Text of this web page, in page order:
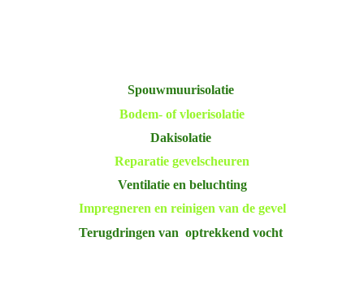
Spouwmuurisolatie
Bodem- of vloerisolatie
Dakisolatie
Reparatie gevelscheuren
Ventilatie en beluchting
Impregneren en reinigen van de gevel
Terugdringen van optrekkend vocht